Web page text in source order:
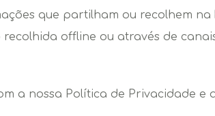
que partilham ou recolhem
offline ou através de
a nossa Política de Privacidade e